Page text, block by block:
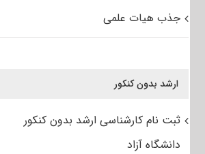
جذب هیات علمی
ارشد بدون کنکور
ثبت نام کارشناسی ارشد بدون کنکور
دانشگاه آزاد